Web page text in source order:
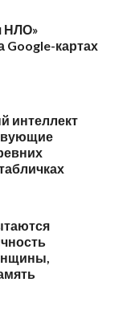
НЛО»
Google-картах
интеллект